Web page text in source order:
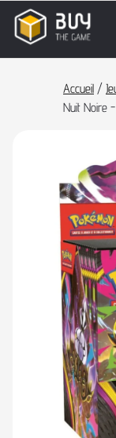
Accueil /
Nuit Noire